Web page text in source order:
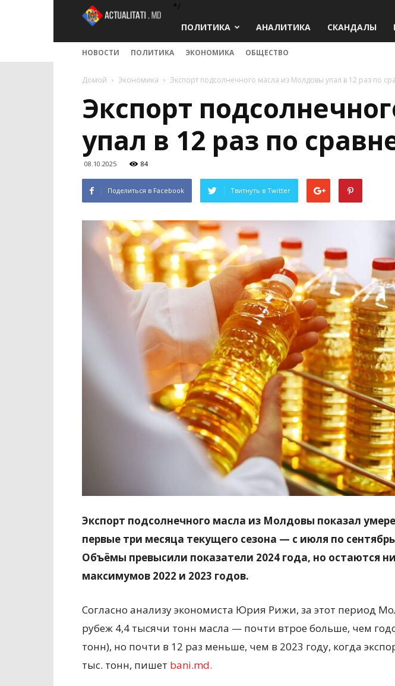
*/
ПОЛИТИКА
АНАЛИТИКА СКАНДАЛЫ
НОВОСТИ ПОЛИТИКА ЭКОНОМИКА ОБЩЕСТВО
Домой Экономика Экспорт подсолнечного масла из Молдовы упал в 12 раз по
Экспорт
упал в 12 раз по
08.10.2025 84
Поделиться в Facebook Твитнуть в Twitter
Экспорт подсолнечного масла из Молдовы показал
первые три месяца текущего сезона — с июля по
Объёмы превысили показатели 2024 года, но остаются
максимумов 2022 и 2023 годов.
Согласно анализу экономиста Юрия Рижи, за этот период
рубеж 4,4 тысячи тонн масла — почти втрое больше, чем
тонн), но почти в 12 раз меньше, чем в 2023 году, когда
тыс. тонн, пишет bani.md.